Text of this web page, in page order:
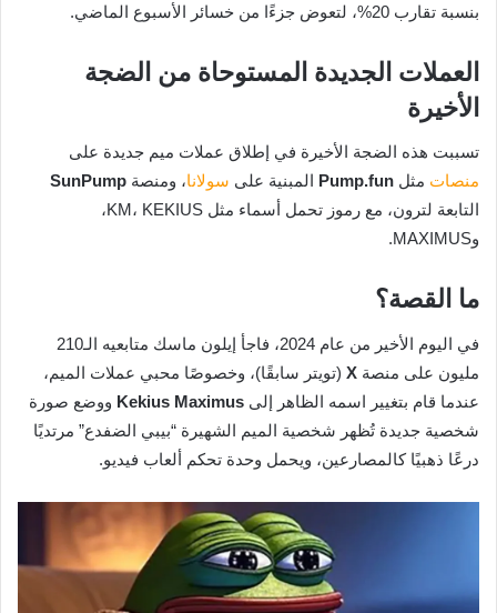
بنسبة تقارب 20%، لتعوض جزءًا من خسائر الأسبوع الماضي.
العملات الجديدة المستوحاة من الضجة
الأخيرة
تسببت هذه الضجة الأخيرة في إطلاق عملات ميم جديدة على
منصات مثل Pump.fun المبنية على سولانا، ومنصة SunPump
التابعة لترون، مع رموز تحمل أسماء مثل KM، KEKIUS،
وMAXIMUS.
ما القصة؟
في اليوم الأخير من عام 2024، فاجأ إيلون ماسك متابعيه الـ210
مليون على منصة X (تويتر سابقًا)، وخصوصًا محبي عملات الميم،
عندما قام بتغيير اسمه الظاهر إلى Kekius Maximus ووضع صورة
شخصية جديدة تُظهر شخصية الميم الشهيرة “بيبي الضفدع” مرتديًا
درعًا ذهبيًا كالمصارعين، ويحمل وحدة تحكم ألعاب فيديو.